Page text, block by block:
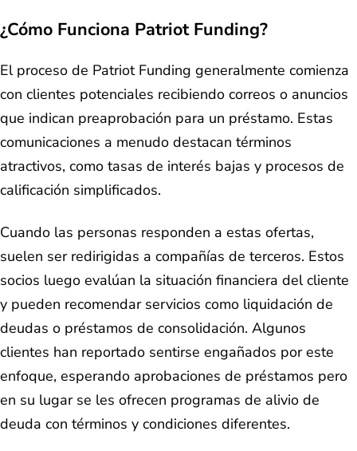
¿Cómo Funciona Patriot Funding?
El proceso de Patriot Funding generalmente comienza
con clientes potenciales recibiendo correos o anuncios
que indican preaprobación para un préstamo. Estas
comunicaciones a menudo destacan términos
atractivos, como tasas de interés bajas y procesos de
calificación simplificados.
Cuando las personas responden a estas ofertas,
suelen ser redirigidas a compañías de terceros. Estos
socios luego evalúan la situación financiera del cliente
y pueden recomendar servicios como liquidación de
deudas o préstamos de consolidación. Algunos
clientes han reportado sentirse engañados por este
enfoque, esperando aprobaciones de préstamos pero
en su lugar se les ofrecen programas de alivio de
deuda con términos y condiciones diferentes.